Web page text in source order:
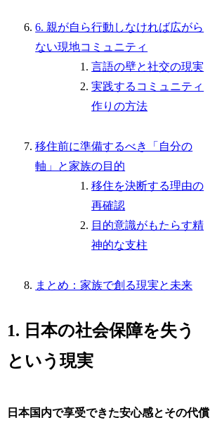
6. 親が自ら行動しなければ広がら
ない現地コミュニティ
言語の壁と社交の現実
実践するコミュニティ
作りの方法
移住前に準備するべき「自分の
軸」と家族の目的
移住を決断する理由の
再確認
目的意識がもたらす精
神的な支柱
まとめ：家族で創る現実と未来
1. 日本の社会保障を失う
という現実
日本国内で享受できた安心感とその代償